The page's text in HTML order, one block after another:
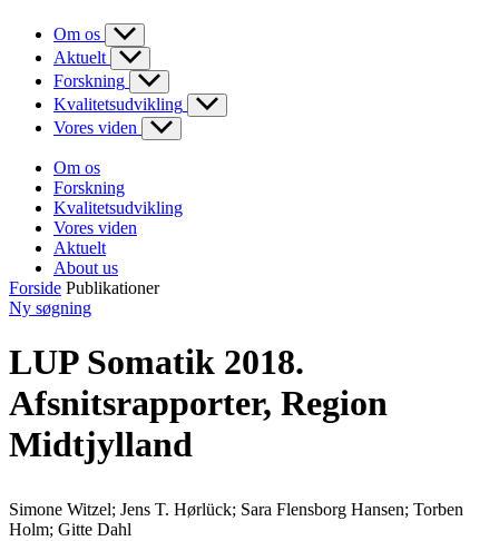
Om os
Aktuelt
Forskning
Kvalitetsudvikling
Vores viden
Om os
Forskning
Kvalitetsudvikling
Vores viden
Aktuelt
About us
Forside Publikationer
Ny søgning
LUP Somatik 2018.
Afsnitsrapporter, Region
Midtjylland
Simone Witzel; Jens T. Hørlück; Sara Flensborg Hansen; Torben
Holm; Gitte Dahl